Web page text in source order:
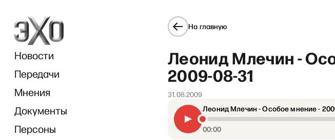
Новости
Передачи
Мнения
Документы
Персоны
На главную
Леонид Млечин -
2009-08-31
31.08.2009
Леонид Млечин - Особое мнение -
00:00
Radio